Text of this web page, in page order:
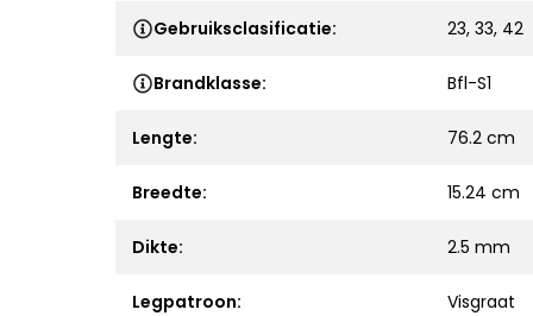
Gebruiksclasificatie: 23, 33, 42
Brandklasse: Bfl-S1
Lengte: 76.2 cm
Breedte: 15.24 cm
Dikte: 2.5 mm
Legpatroon: Visgraat